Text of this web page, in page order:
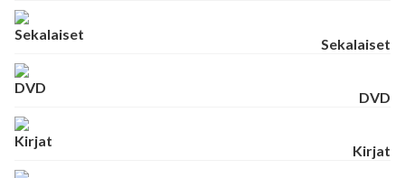
Sekalaiset
DVD
Kirjat